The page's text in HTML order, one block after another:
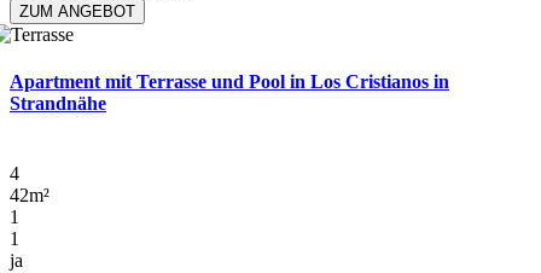
ZUM ANGEBOT
Apartment mit Terrasse und Pool in Los Cristianos in
Strandnähe
4
42m²
1
1
ja